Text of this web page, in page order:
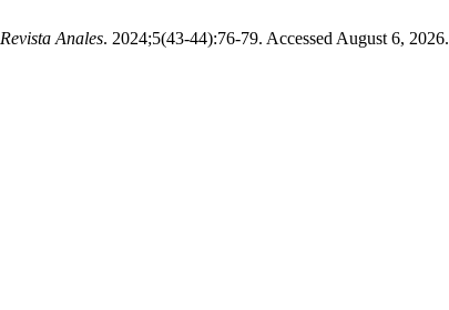
Revista Anales. 2024;5(43-44):76-79. Accessed August 6, 2026.